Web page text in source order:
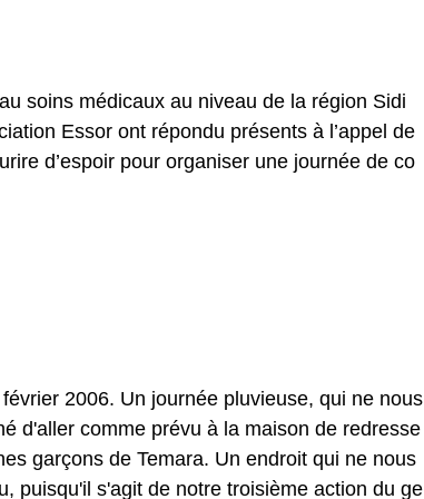
soins médicaux au niveau de la région Sidi
Essor ont répondu présents à l’appel de
d’espoir pour organiser une journée de co
2006. Un journée pluvieuse, qui ne nous
d'aller comme prévu à la maison de redresse
garçons de Temara. Un endroit qui ne nous
puisqu'il s'agit de notre troisième action du ge